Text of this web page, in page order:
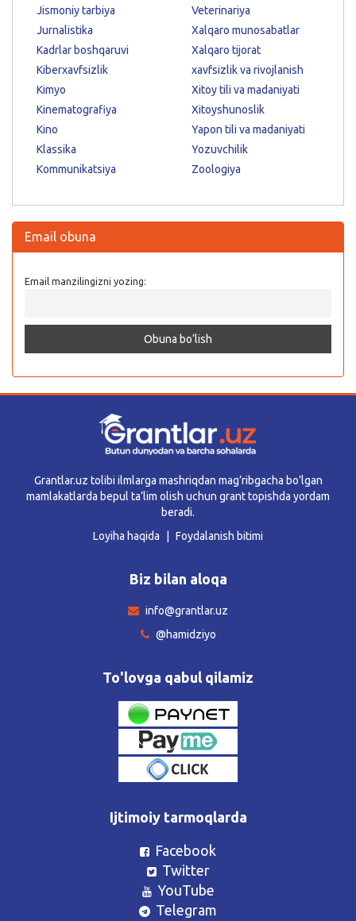
Jismoniy tarbiya
Jurnalistika
Kadrlar boshqaruvi
Kiberxavfsizlik
Kimyo
Kinematografiya
Kino
Klassika
Kommunikatsiya
Veterinariya
Xalqaro munosabatlar
Xalqaro tijorat
xavfsizlik va rivojlanish
Xitoy tili va madaniyati
Xitoyshunoslik
Yapon tili va madaniyati
Yozuvchilik
Zoologiya
Email obuna
Email manzilingizni yozing:
Grantlar.uz tolibi ilmlarga mashriqdan mag’ribgacha bo’lgan
mamlakatlarda bepul ta’lim olish uchun grant topishda yordam
beradi.
Loyiha haqida
Foydalanish bitimi
Biz bilan aloqa
info@grantlar.uz
@hamidziyo
To'lovga qabul qilamiz
Ijtimoiy tarmoqlarda
Facebook
Twitter
YouTube
Telegram